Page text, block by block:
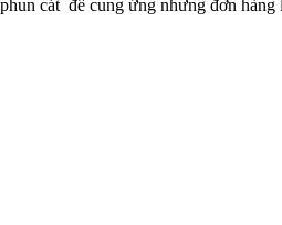
cát để cung ứng nhưng đơn hàng